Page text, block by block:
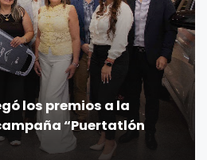
los premios a la
“Puertatlón